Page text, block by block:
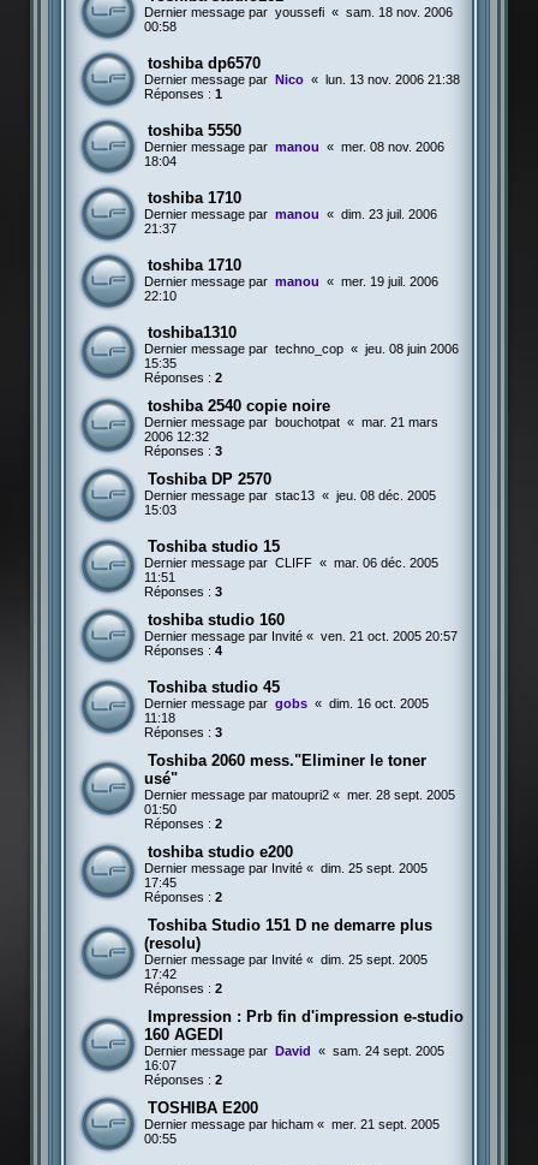
Dernier message par youssefi « sam. 18 nov. 2006
00:58
toshiba dp6570
Dernier message par Nico «
lun. 13 nov. 2006 21:38
Réponses : 1
toshiba 5550
Dernier message par manou « mer. 08 nov. 2006
18:04
toshiba 1710
Dernier message par manou « dim. 23 juil. 2006
21:37
toshiba 1710
Dernier message par manou « mer. 19 juil. 2006
22:10
toshiba1310
Dernier message par techno_cop « jeu. 08 juin 2006
15:35
Réponses : 2
toshiba 2540 copie noire
Dernier message par bouchotpat « mar. 21 mars
2006 12:32
Réponses : 3
Toshiba DP 2570
Dernier message par stac13 « jeu. 08 déc. 2005
15:03
Toshiba studio 15
Dernier message par CLIFF « mar. 06 déc. 2005
11:51
Réponses : 3
toshiba studio 160
Dernier message par Invité« ven. 21 oct. 2005 20:57
Réponses : 4
Toshiba studio 45
Dernier message par gobs « dim. 16 oct. 2005
11:18
Réponses : 3
Toshiba 2060 mess."Eliminer le toner
usé"
Dernier message par matoupri2« mer. 28 sept. 2005
01:50
Réponses : 2
toshiba studio e200
Dernier message par Invité« dim. 25 sept. 2005
17:45
Réponses : 2
Toshiba Studio 151 D ne demarre plus
(resolu)
Dernier message par Invité« dim. 25 sept. 2005
17:42
Réponses : 2
Impression : Prb fin d'impression e-studio
160 AGEDI
Dernier message par David « sam. 24 sept. 2005
16:07
Réponses : 2
TOSHIBA E200
Dernier message par hicham« mer. 21 sept. 2005
00:55